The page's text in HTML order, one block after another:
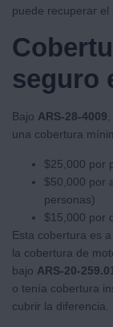
puede recuperar el
seguro
Bajo ARS-28-4009
una cobertura
$25,000 por
$50,000 por
personas)
$15,000 por
Esta cobertura es
la cobertura de
bajo ARS-20-259.01
o tenía cobertura
cubrir la diferencia.